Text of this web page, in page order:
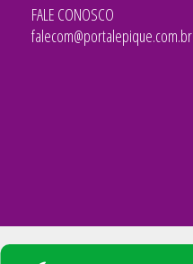
FALE CONOSCO
falecom@portalepique.com.br